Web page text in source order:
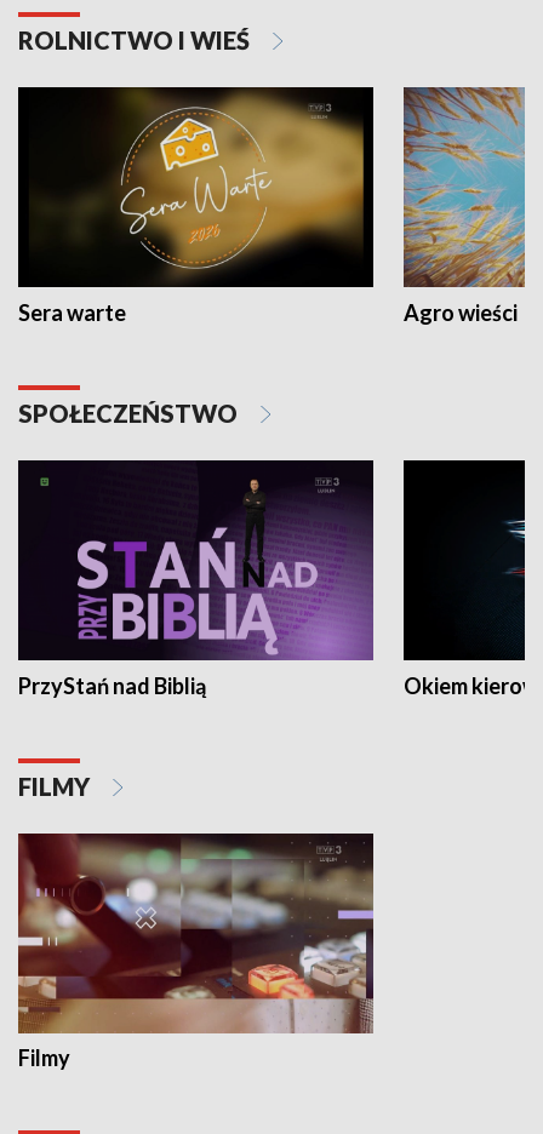
ROLNICTWO I WIEŚ
Sera warte Agro wieści
SPOŁECZEŃSTWO
PrzyStań nad Biblią Okiem
FILMY
Filmy